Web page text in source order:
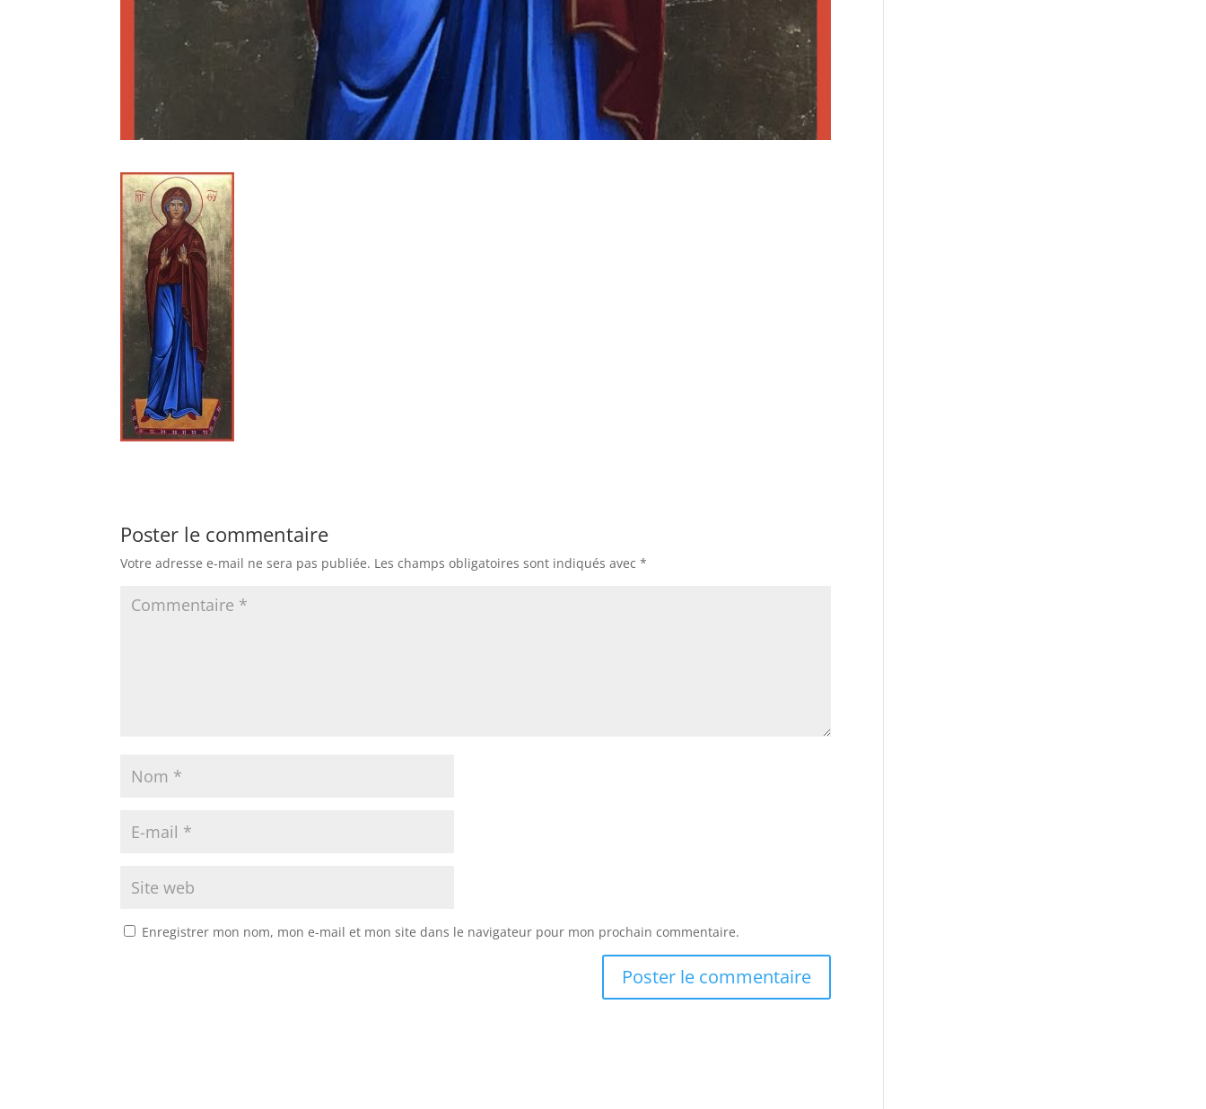
Poster le commentaire
Votre adresse e-mail ne sera pas publiée. Les champs obligatoires sont indiqués avec*
Enregistrer mon nom, mon e-mail et mon site dans le navigateur pour mon prochain commentaire.